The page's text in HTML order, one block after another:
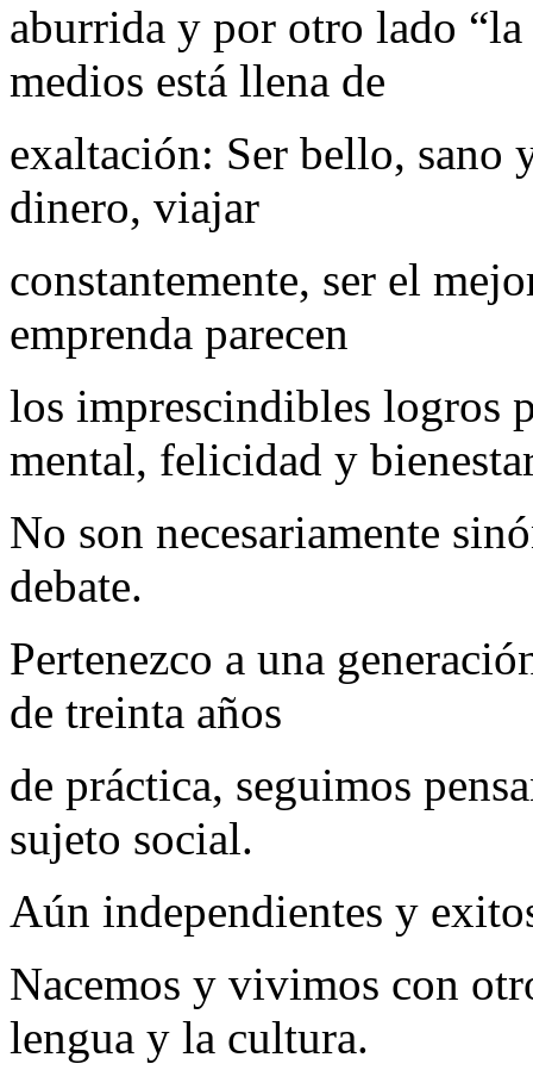
aburrida y por otro lado
medios está llena de
exaltación: Ser bello, sano
dinero, viajar
constantemente, ser el
emprenda parecen
los imprescindibles logros
mental, felicidad y
No son necesariamente
debate.
Pertenezco a una
de treinta años
de práctica, seguimos
sujeto social.
Aún independientes y
Nacemos y vivimos con
lengua y la cultura.